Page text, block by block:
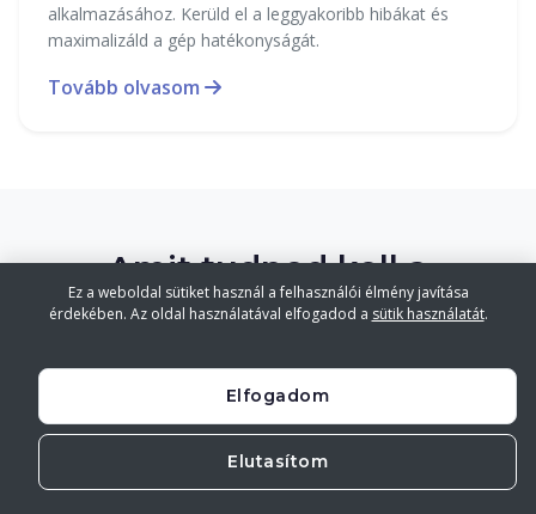
alkalmazásához. Kerüld el a leggyakoribb hibákat és
maximalizáld a gép hatékonyságát.
Tovább olvasom
Amit tudnod kell a
robotmixerekről
Részletes információk, hogy a legjobb döntést
hozhassad meg
Ez a weboldal sütiket használ a felhasználói élmény javítása
érdekében. Az oldal használatával elfogadod a sütik használatát.
Elfogadom
Elutasítom